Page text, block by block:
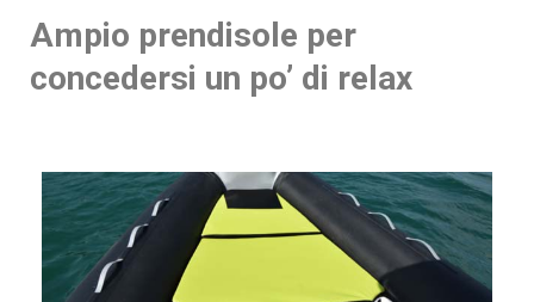
Ampio prendisole per
concedersi un po’ di relax